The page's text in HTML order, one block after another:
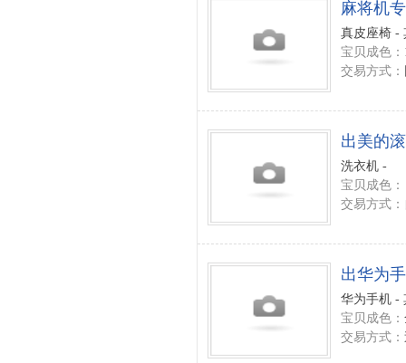
麻将机
真皮座椅 -
宝贝成色：
交易方式：
出美的
洗衣机 -
宝贝成色：
交易方式：
出华为
华为手机 -
宝贝成色：
交易方式：